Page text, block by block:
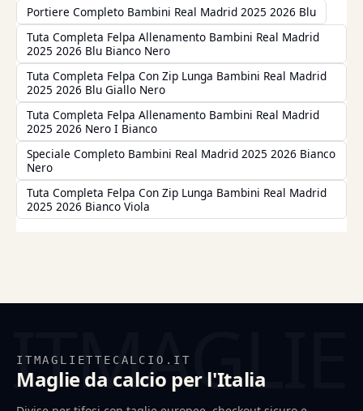
Portiere Completo Bambini Real Madrid 2025 2026 Blu
Tuta Completa Felpa Allenamento Bambini Real Madrid
2025 2026 Blu Bianco Nero
Tuta Completa Felpa Con Zip Lunga Bambini Real Madrid
2025 2026 Blu Giallo Nero
Tuta Completa Felpa Allenamento Bambini Real Madrid
2025 2026 Nero I Bianco
Speciale Completo Bambini Real Madrid 2025 2026 Bianco
Nero
Tuta Completa Felpa Con Zip Lunga Bambini Real Madrid
2025 2026 Bianco Viola
ITMAGLIETTECALCIO.IT
Maglie da calcio per l'Italia